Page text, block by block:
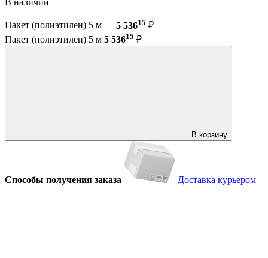
В наличии
Пакет (полиэтилен) 5 м — 5 53615 ₽
Пакет (полиэтилен) 5 м 5 53615 ₽
В корзину
Способы получения заказа Доставка курьером